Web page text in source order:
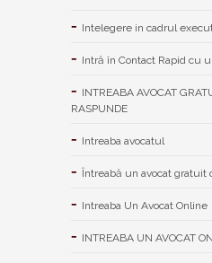
Intelegere in cadrul
Intră în Contact Rapid cu
INTREABA AVOCAT
RASPUNDE
Intreaba avocatul
Întreabă un avocat gratuit
Intreaba Un Avocat Online
INTREABA UN AVOCAT